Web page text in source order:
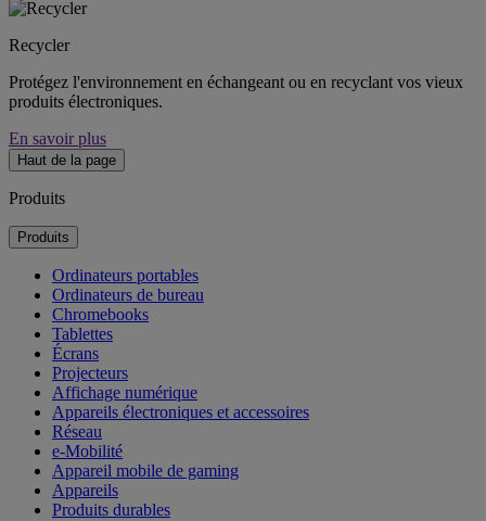
Recycler
Protégez l'environnement en échangeant ou en recyclant vos vieux
produits électroniques.
En savoir plus
Haut de la page
Produits
Produits
Ordinateurs portables
Ordinateurs de bureau
Chromebooks
Tablettes
Écrans
Projecteurs
Affichage numérique
Appareils électroniques et accessoires
Réseau
e-Mobilité
Appareil mobile de gaming
Appareils
Produits durables